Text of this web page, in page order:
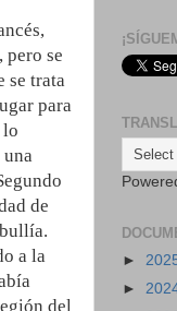
, pero se
se trata
para
lo
una
de
a la
del
►
►